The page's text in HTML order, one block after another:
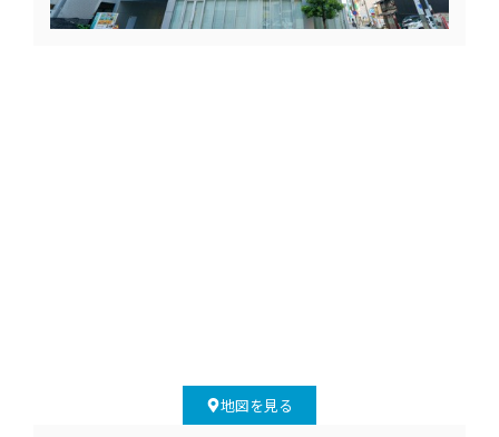
地図を見る